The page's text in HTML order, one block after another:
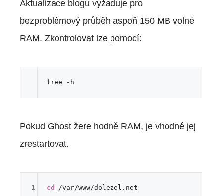
Aktualizace blogu vyžaduje pro
bezproblémový průběh aspoň 150 MB volné
RAM. Zkontrolovat lze pomocí:
Pokud Ghost žere hodně RAM, je vhodné jej
zrestartovat.
cd /var/www/dolezel.net
1